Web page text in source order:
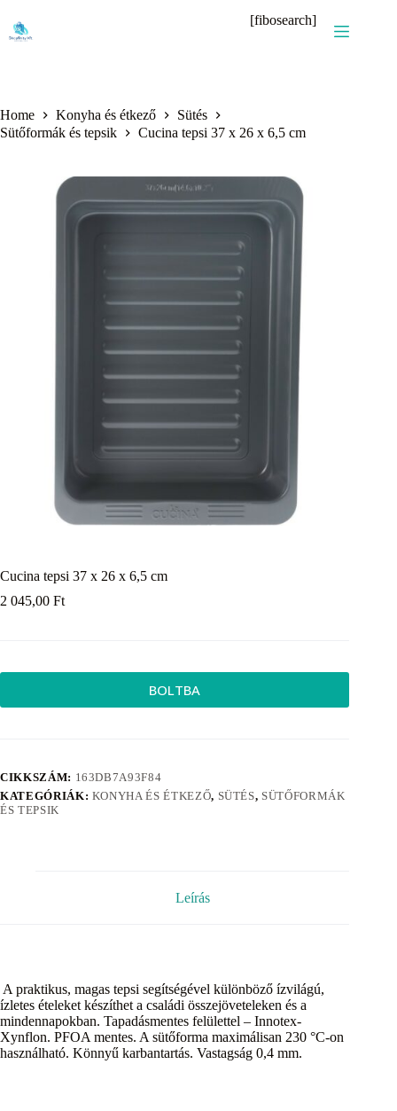
content
[fibosearch]
Home Konyha és étkező
Sütés
Sütőformák és tepsik
Cucina tepsi 37 x 26 x 6,5 cm
Cucina tepsi 37 x 26 x 6,5 cm
2 045,00 Ft
BOLTBA
CIKKSZÁM: 163DB7A93F84
KATEGÓRIÁK: KONYHA ÉS ÉTKEZŐ, SÜTÉS, SÜTŐFORMÁK
ÉS TEPSIK
Leírás
A praktikus, magas tepsi segítségével különböző ízvilágú,
ízletes ételeket készíthet a családi összejöveteleken és a
mindennapokban. Tapadásmentes felülettel – Innotex-
Xynflon. PFOA mentes. A sütőforma maximálisan 230 °C-on
használható. Könnyű karbantartás. Vastagság 0,4 mm.